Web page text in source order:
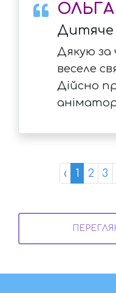
ОЛЬГА
Дитяче
Дякую за
веселе
Дійсно
‹ 1 2 3